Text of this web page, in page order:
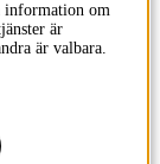
information om
är
är valbara.